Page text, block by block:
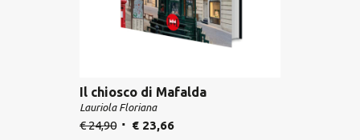
Il chiosco di Mafalda
Lauriola Floriana
€24,90 €23,66